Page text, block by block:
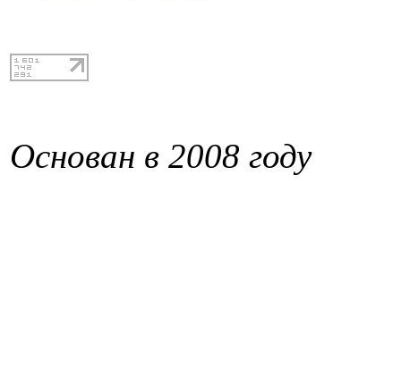
Основан в 2008 году